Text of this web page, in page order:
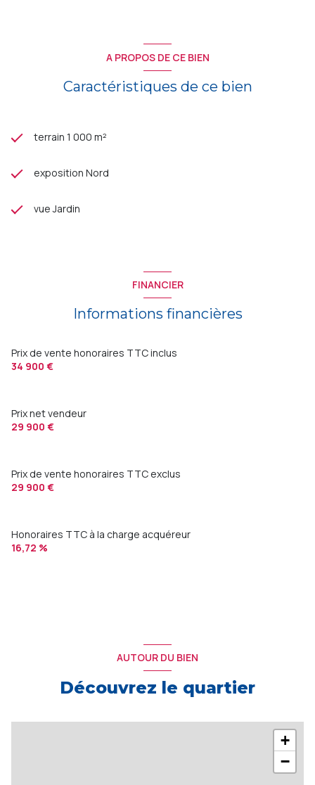
A PROPOS DE CE BIEN
Caractéristiques de ce bien
terrain 1 000 m²
exposition Nord
vue Jardin
FINANCIER
Informations financières
Prix de vente honoraires TTC inclus
34 900 €
Prix net vendeur
29 900 €
Prix de vente honoraires TTC exclus
29 900 €
Honoraires TTC à la charge acquéreur
16,72 %
AUTOUR DU BIEN
Découvrez le quartier
+
−